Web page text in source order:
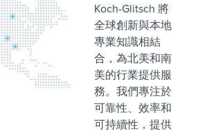
Koch-Glitsch 將
全球創新與本地
專業知識相結
合，為北美和南
美的行業提供服
務。我們專注於
可靠性、效率和
可持續性，提供